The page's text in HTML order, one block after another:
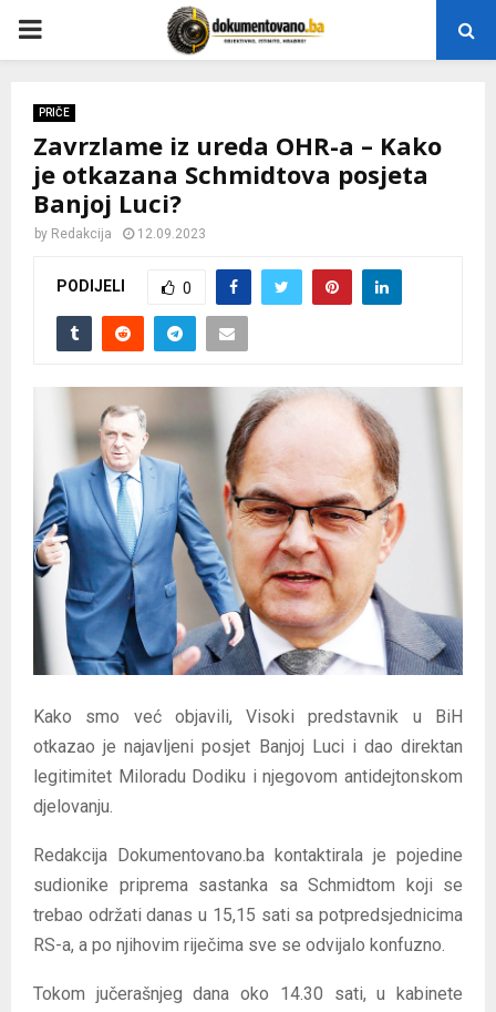
P
M
N
PRIČE
Zavrzlame iz ureda OHR-a – Kako
je otkazana Schmidtova posjeta
Banjoj Luci?
by Redakcija 12.09.2023
PODIJELI 0
Kako smo već objavili, Visoki predstavnik u BiH
otkazao je najavljeni posjet Banjoj Luci i dao direktan
legitimitet Miloradu Dodiku i njegovom antidejtonskom
djelovanju.
Redakcija Dokumentovano.ba kontaktirala je pojedine
sudionike priprema sastanka sa Schmidtom koji se
trebao održati danas u 15,15 sati sa potpredsjednicima
RS-a, a po njihovim riječima sve se odvijalo konfuzno.
Tokom jučerašnjeg dana oko 14.30 sati, u kabinete